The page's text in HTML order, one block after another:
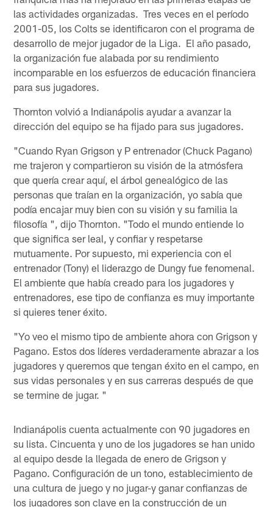
las actividades organizadas. Tres veces en el período
2001-05, los Colts se identificaron con el programa de
desarrollo de mejor jugador de la Liga. El año pasado,
la organización fue alabada por su rendimiento
incomparable en los esfuerzos de educación financiera
para sus jugadores.
Thornton volvió a Indianápolis ayudar a avanzar la
dirección del equipo se ha fijado para sus jugadores.
"Cuando Ryan Grigson y P entrenador (Chuck Pagano)
me trajeron y compartieron su visión de la atmósfera
que quería crear aquí, el árbol genealógico de las
personas que traían en la organización, yo sabía que
podía encajar muy bien con su visión y su familia la
filosofía ", dijo Thornton. "Todo el mundo entiende lo
que significa ser leal, y confiar y respetarse
mutuamente. Por supuesto, mi experiencia con el
entrenador (Tony) el liderazgo de Dungy fue fenomenal.
El ambiente que había creado para los jugadores y
entrenadores, ese tipo de confianza es muy importante
si quieres tener éxito.
"Yo veo el mismo tipo de ambiente ahora con Grigson y
Pagano. Estos dos líderes verdaderamente abrazar a los
jugadores y queremos que tengan éxito en el campo, en
sus vidas personales y en sus carreras después de que
se termine de jugar. "
Indianápolis cuenta actualmente con 90 jugadores en
su lista. Cincuenta y uno de los jugadores se han unido
al equipo desde la llegada de enero de Grigson y
Pagano. Configuración de un tono, establecimiento de
una cultura de juego y no jugar-y ganar confianzas de
los jugadores son clave en la construcción de un